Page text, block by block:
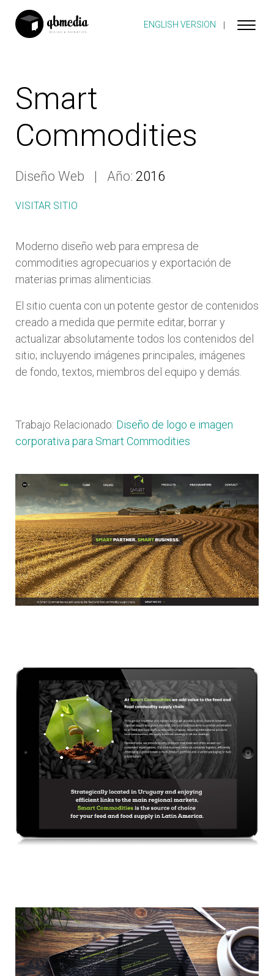
ENGLISH VERSION
Smart
Commodities
Diseño Web Año: 2016
VISITAR SITIO
Moderno diseño web para empresa de
commodities agropecuarios y exportación de
materias primas alimenticias.
El sitio cuenta con un potente gestor de contenidos
creado a medida que permite editar, borrar y
actualizar absolutamente todos los contenidos del
sitio; incluyendo imágenes principales, imágenes
de fondo, textos, miembros del equipo y demás.
Trabajo Relacionado: Diseño de logo e imagen
corporativa para Smart Commodities